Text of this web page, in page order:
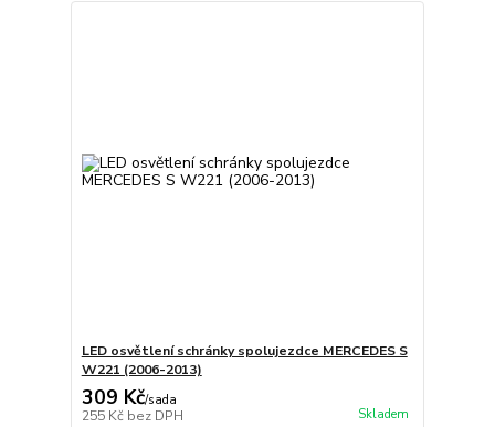
LED osvětlení schránky spolujezdce MERCEDES S
W221 (2006-2013)
309 Kč/sada
255 Kč bez DPH Skladem